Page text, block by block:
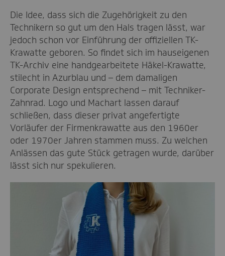
Die Idee, dass sich die Zugehörigkeit zu den
Technikern so gut um den Hals tragen lässt, war
jedoch schon vor Einführung der offiziellen TK-
Krawatte geboren. So findet sich im hauseigenen
TK-Archiv eine handgearbeitete Häkel-Krawatte,
stilecht in Azurblau und – dem damaligen
Corporate Design entsprechend – mit Techniker-
Zahnrad. Logo und Machart lassen darauf
schließen, dass dieser privat angefertigte
Vorläufer der Firmenkrawatte aus den 1960er
oder 1970er Jahren stammen muss. Zu welchen
Anlässen das gute Stück getragen wurde, darüber
lässt sich nur spekulieren.